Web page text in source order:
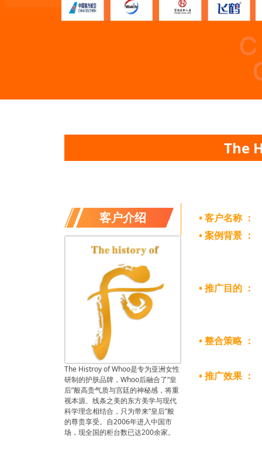
The
客户介绍
The Histroy of Whoo是专为亚洲女性
研制的护肤品牌，Whoo后融合了“皇
后”般高贵气质与宫廷的神秘感，将重
视本源、线条之美的东方美学与现代
科学理念相结合，只为带来“皇后”般
的尊贵享受。自2006年进入中国市
场，现全国的柜台数已达200余家。
• 客户名称 ：
• 案例背景 ：
• 推广目的 ：
• 整合策略 ：
• 推广效果 ：